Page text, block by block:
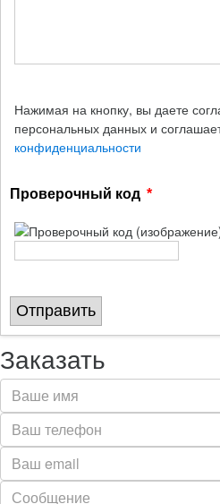
Нажимая на кнопку, вы даете
персональных данных и
конфиденциальности
Проверочный код
Отправить
Заказать